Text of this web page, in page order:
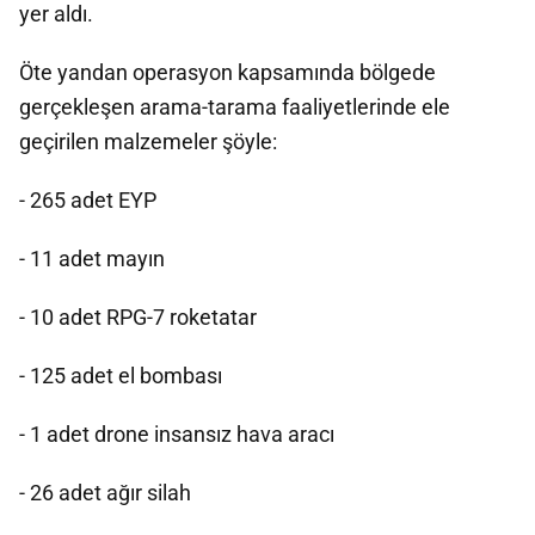
yer aldı.
Öte yandan operasyon kapsamında bölgede
gerçekleşen arama-tarama faaliyetlerinde ele
geçirilen malzemeler şöyle:
- 265 adet EYP
- 11 adet mayın
- 10 adet RPG-7 roketatar
- 125 adet el bombası
- 1 adet drone insansız hava aracı
- 26 adet ağır silah